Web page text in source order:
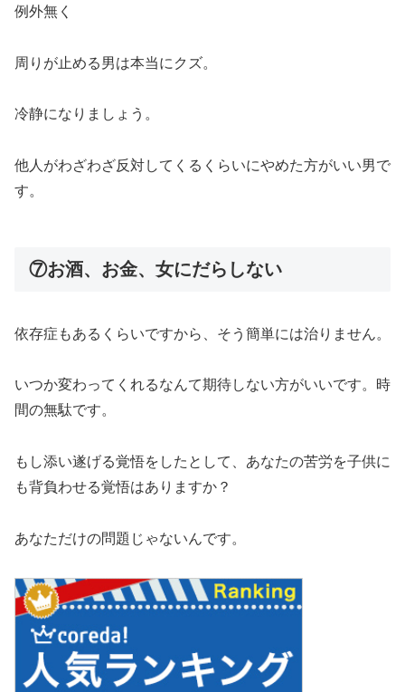
例外無く
周りが止める男は本当にクズ。
冷静になりましょう。
他人がわざわざ反対してくるくらいにやめた方がいい男で
す。
⑦お酒、お金、女にだらしない
依存症もあるくらいですから、そう簡単には治りません。
いつか変わってくれるなんて期待しない方がいいです。時
間の無駄です。
もし添い遂げる覚悟をしたとして、あなたの苦労を子供に
も背負わせる覚悟はありますか？
あなただけの問題じゃないんです。